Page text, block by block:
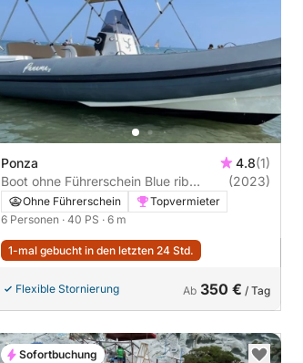
Ponza 4.8(1)
Boot ohne Führerschein Blue rib
Panama 19 40PS
(2023)
Ohne Führerschein
Topvermieter
6 Personen · 40 PS · 6 m
1-mal gebucht in den letzten 24 Std.
Flexible Stornierung Ab 350 € / Tag
Sofortbuchung